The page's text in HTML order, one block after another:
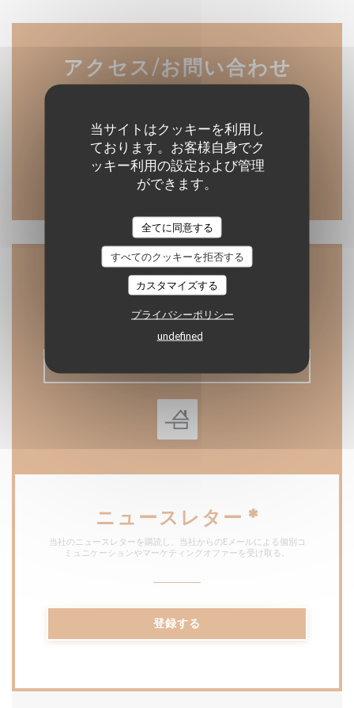
当サイトはクッキーを利用し
ております。お客様自身でク
ッキー利用の設定および管理
ができます。
全てに同意する
すべてのクッキーを拒否する
カスタマイズする
プライバシーポリシー
undefined
アクセス/お問い合わせ
23 AVENUE JEAN MOULIN 83220 Le Pradet
04 94 75 09 08
お問い合わせ
ニュースレター *
当社のニュースレターを購読し、当社からのEメールによる個別コ
ミュニケーションやマーケティングオファーを受け取る。
登録する